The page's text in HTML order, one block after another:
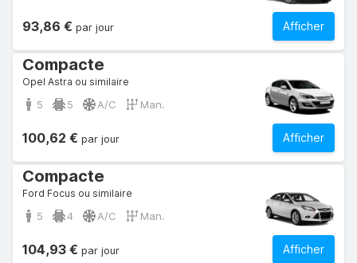
Afficher
93,86 € par jour
Compacte
Opel Astra ou similaire
5 5 A/C Man.
Afficher
100,62 € par jour
Compacte
Ford Focus ou similaire
5 4 A/C Man.
Afficher
104,93 € par jour